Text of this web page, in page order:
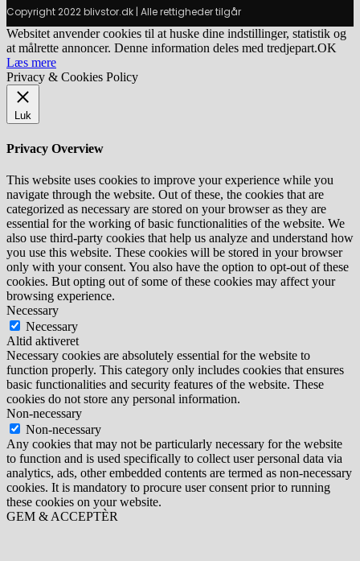
Copyright 2022 blivstor.dk | Alle rettigheder tilgår
Websitet anvender cookies til at huske dine indstillinger, statistik og
at målrette annoncer. Denne information deles med tredjepart.OK
Læs mere
Privacy & Cookies Policy
Luk
Privacy Overview
This website uses cookies to improve your experience while you
navigate through the website. Out of these, the cookies that are
categorized as necessary are stored on your browser as they are
essential for the working of basic functionalities of the website. We
also use third-party cookies that help us analyze and understand how
you use this website. These cookies will be stored in your browser
only with your consent. You also have the option to opt-out of these
cookies. But opting out of some of these cookies may affect your
browsing experience.
Necessary
Necessary
Altid aktiveret
Necessary cookies are absolutely essential for the website to
function properly. This category only includes cookies that ensures
basic functionalities and security features of the website. These
cookies do not store any personal information.
Non-necessary
Non-necessary
Any cookies that may not be particularly necessary for the website
to function and is used specifically to collect user personal data via
analytics, ads, other embedded contents are termed as non-necessary
cookies. It is mandatory to procure user consent prior to running
these cookies on your website.
GEM & ACCEPTÈR